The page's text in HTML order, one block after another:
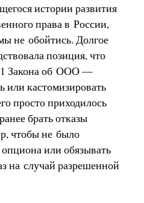
истории развития
права в России,
не обойтись. Долгое
позиция, что
Закона об ООО —
или кастомизировать
просто приходилось
брать отказы
чтобы не было
или обязывать
на случай разрешенной